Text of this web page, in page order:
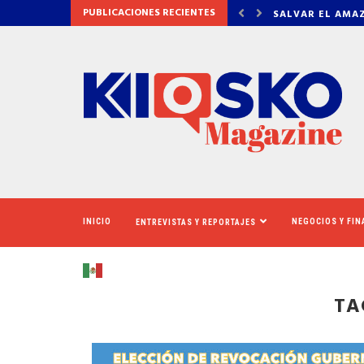
PUBLICACIONES RECIENTES
EL ECOSISTEMA EVIDENCIA QUE LA... LA VERDAD
INICIO ENTREVISTAS Y REPORTAJES NEGOCIOS Y